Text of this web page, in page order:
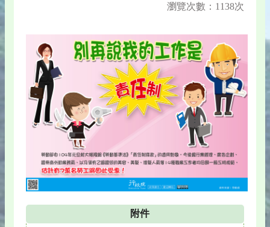
瀏覽次數：1138次
附件